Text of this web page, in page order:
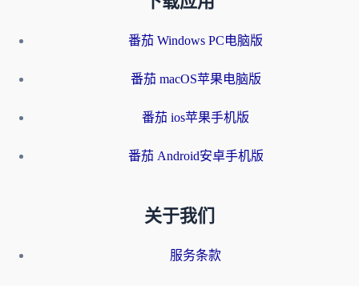
番茄 Windows PC电脑版
番茄 macOS苹果电脑版
番茄 ios苹果手机版
番茄 Android安卓手机版
关于我们
服务条款